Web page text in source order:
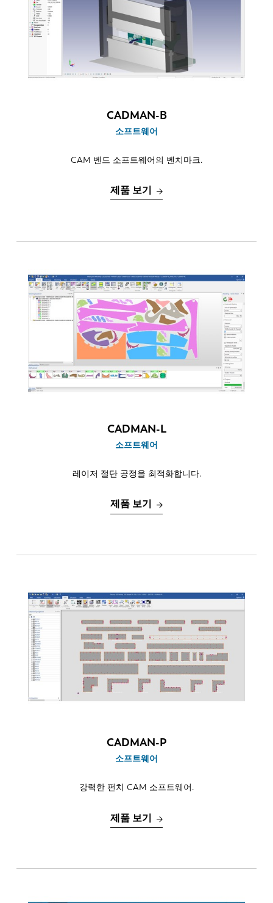
CADMAN-B
소프트웨어
CAM 벤드 소프트웨어의 벤치마크.
제품 보기
CADMAN-L
소프트웨어
레이저 절단 공정을 최적화합니다.
제품 보기
CADMAN-P
소프트웨어
강력한 펀치 CAM 소프트웨어.
제품 보기
문의